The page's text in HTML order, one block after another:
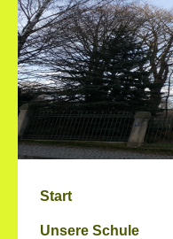
Start
Unsere Schule